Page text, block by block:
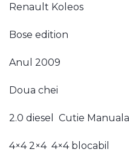
Renault Koleos
Bose edition
Anul 2009
Doua chei
2.0 diesel Cutie Manuala
4×4 2×4 4×4 blocabil